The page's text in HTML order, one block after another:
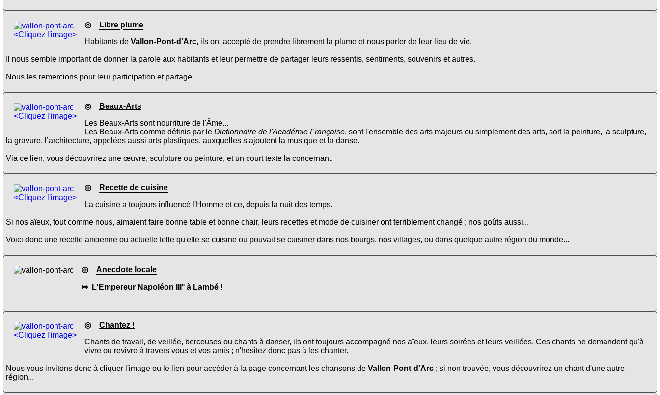
<Cliquez l'image>
◎
Libre plume
Habitants de Vallon-Pont-d'Arc, ils ont accepté de prendre librement la plume et nous parler de leur lieu de vie.
Il nous semble important de donner la parole aux habitants et leur permettre de partager leurs ressentis, sentiments, souvenirs et autres.
Nous les remercions pour leur participation et partage.
<Cliquez l'image>
◎
Beaux-Arts
Les Beaux-Arts sont nourriture de l'Âme...
Les Beaux-Arts comme définis par le Dictionnaire de l'Académie Française, sont l'ensemble des arts majeurs ou simplement des arts, soit la peinture, la sculpture,
la gravure, l’architecture, appelées aussi arts plastiques, auxquelles s’ajoutent la musique et la danse.
Via ce lien, vous découvrirez une œuvre, sculpture ou peinture, et un court texte la concernant.
<Cliquez l'image>
◎
Recette de cuisine
La cuisine a toujours influencé l'Homme et ce, depuis la nuit des temps.
Si nos aïeux, tout comme nous, aimaient faire bonne table et bonne chair, leurs recettes et mode de cuisiner ont terriblement changé ; nos goûts aussi...
Voici donc une recette ancienne ou actuelle telle qu'elle se cuisine ou pouvait se cuisiner dans nos bourgs, nos villages, ou dans quelque autre région du monde...
◎ Anecdote locale
⤇ L'Empereur Napoléon III° à Lambé !
<Cliquez l'image>
◎ Chantez !
Chants de travail, de veillée, berceuses ou chants à danser, ils ont toujours accompagné nos aïeux, leurs soirées et leurs veillées. Ces chants ne demandent qu'à
vivre ou revivre à travers vous et vos amis ; n'hésitez donc pas à les chanter.
Nous vous invitons donc à cliquer l'image ou le lien pour accéder à la page concernant les chansons de Vallon-Pont-d'Arc ; si non trouvée, vous découvrirez un chant d'une autre
région...